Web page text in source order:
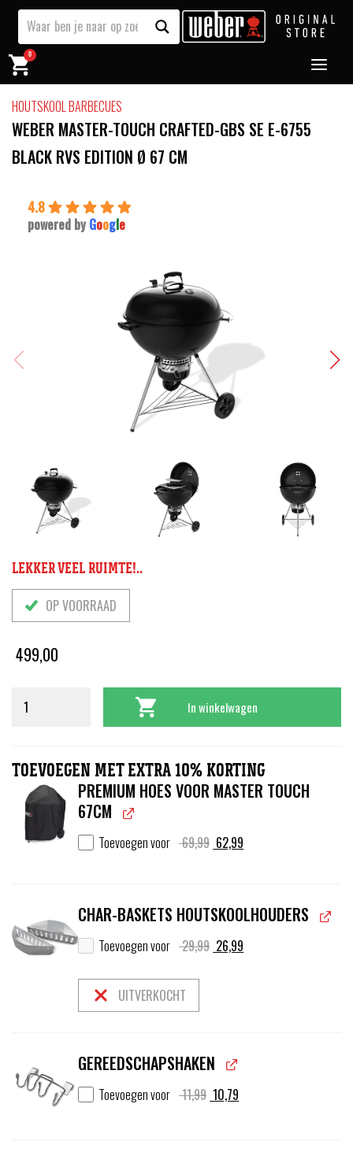
0
HOUTSKOOL BARBECUES
WEBER MASTER-TOUCH CRAFTED-GBS SE E-6755
BLACK RVS EDITION Ø 67 CM
4.8
powered by Google
LEKKER VEEL RUIMTE!..
OP VOORRAAD
499,00
In winkelwagen
TOEVOEGEN MET EXTRA 10% KORTING
PREMIUM HOES VOOR MASTER TOUCH
67CM
Toevoegen voor 69,99 Oorspronkelijke
prijs
62,99
prijs
CHAR-BASKETS HOUTSKOOLHOUDERS
Toevoegen voor 29,99 Oorspronkelijke
prijs
26,99
prijs
UITVERKOCHT
GEREEDSCHAPSHAKEN
Toevoegen voor 11,99 Oorspronkelijke
prijs
10,79
prijs